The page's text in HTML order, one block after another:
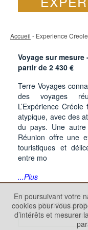
Accueil - Experience Creole
Voyage sur
partir de 2 430 €
Terre Voyages
des voyages
L’Expérience
atypique, avec des
du pays. Une
Réunion offre une
touristiques et
entre mo
...Plus
LES DÉTAILS
CIRCUIT
En poursuivant votre
cookies pour vous
d’intérêts et mesurer